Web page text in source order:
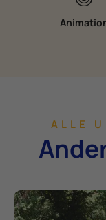
ALLE